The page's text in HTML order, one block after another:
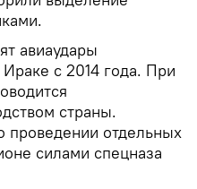
авиаудары
с 2014 года. При
страны.
проведении отдельных
силами спецназа